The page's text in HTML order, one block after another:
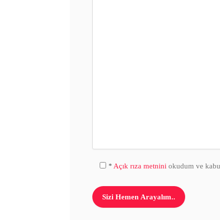
* Açık rıza metnini okudum ve